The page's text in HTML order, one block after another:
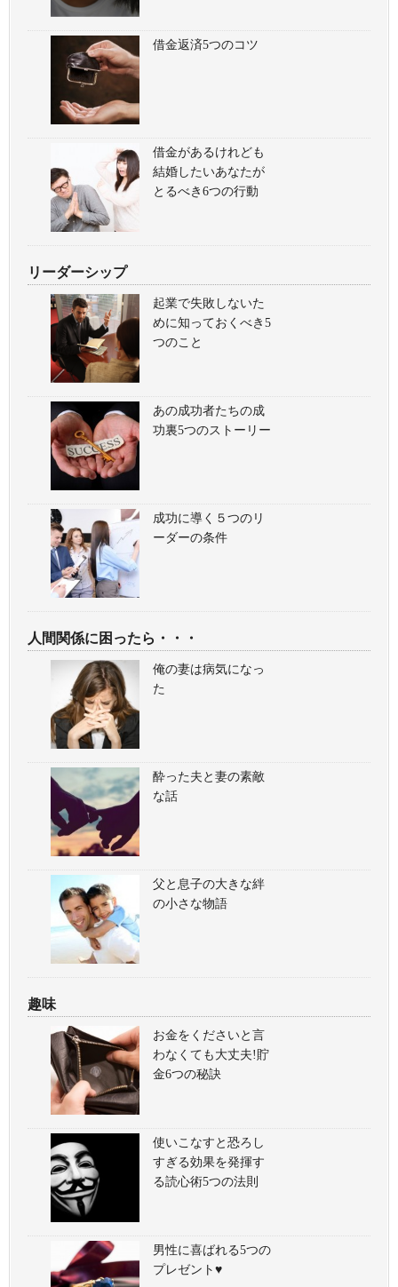
借金返済5つのコツ
借金があるけれども
結婚したいあなたが
とるべき6つの行動
リーダーシップ
起業で失敗しないた
めに知っておくべき5
つのこと
あの成功者たちの成
功裏5つのストーリー
成功に導く５つのリ
ーダーの条件
人間関係に困ったら・・・
俺の妻は病気になっ
た
酔った夫と妻の素敵
な話
父と息子の大きな絆
の小さな物語
趣味
お金をくださいと言
わなくても大丈夫!貯
金6つの秘訣
使いこなすと恐ろし
すぎる効果を発揮す
る読心術5つの法則
男性に喜ばれる5つの
プレゼント♥